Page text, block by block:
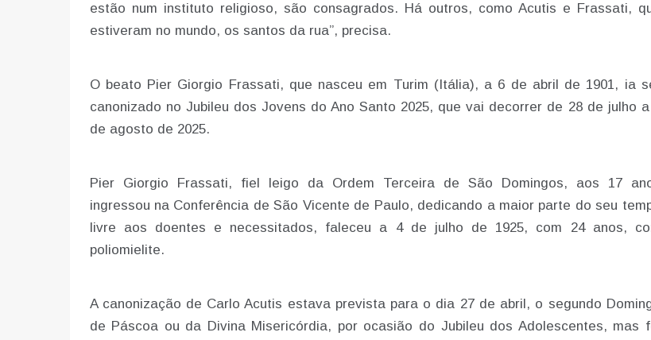
estão num instituto religioso, são consagrados. Há outros, como Acutis e Frassati,
estiveram no mundo, os santos da rua”, precisa.
O beato Pier Giorgio Frassati, que nasceu em Turim (Itália), a 6 de abril de 1901, ia
canonizado no Jubileu dos Jovens do Ano Santo 2025, que vai decorrer de 28 de julho
de agosto de 2025.
Pier Giorgio Frassati, fiel leigo da Ordem Terceira de São Domingos, aos 17
ingressou na Conferência de São Vicente de Paulo, dedicando a maior parte do seu
livre aos doentes e necessitados, faleceu a 4 de julho de 1925, com 24 anos,
poliomielite.
A canonização de Carlo Acutis estava prevista para o dia 27 de abril, o segundo
de Páscoa ou da Divina Misericórdia, por ocasião do Jubileu dos Adolescentes, mas